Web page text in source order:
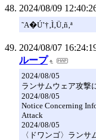
2024/08/09
˜A�Ú’†‚Ì‚Ü‚ñ‚ª
2024/08/07
ループ
2024/08/05
ランサムウェア攻撃
2024/08/05
Notice Concerning
Attack
2024/08/05
〈ドワンゴ〉ラン